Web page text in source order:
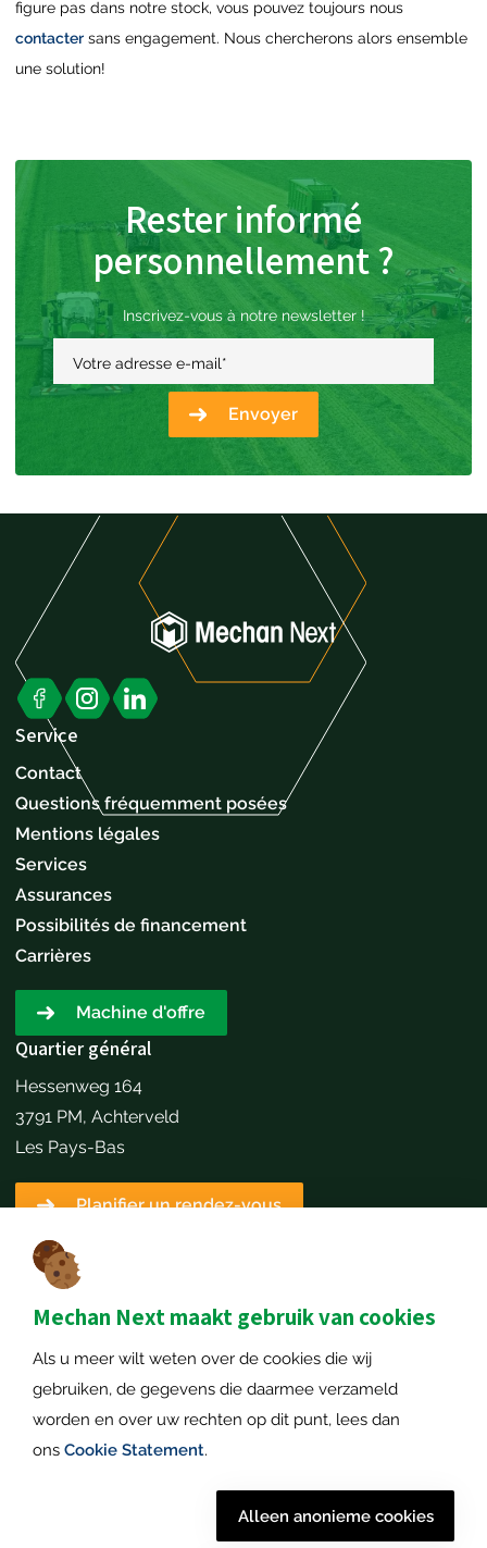
Mechan Next maakt gebruik van cookies
Als u meer wilt weten over de cookies die wij
gebruiken, de gegevens die daarmee verzameld
worden en over uw rechten op dit punt, lees dan
ons Cookie Statement.
Alleen anonieme cookies
figure pas dans notre stock, vous pouvez toujours nous
contacter sans engagement. Nous chercherons alors ensemble
une solution!
Rester informé
personnellement ?
Inscrivez-vous à notre newsletter !
Votre adresse e-mail*
Envoyer
Service
Contact
Questions fréquemment posées
Mentions légales
Services
Assurances
Possibilités de financement
Carrières
Machine d'offre
Quartier général
Hessenweg 164
3791 PM, Achterveld
Les Pays-Bas
Planifier un rendez-vous
Détails du contact
+31651173646
info@mechannext.nl
MechanNext B.V.
Numéro de chambre de commerce: 72234458
Numéro de TVA: NL859040057B01